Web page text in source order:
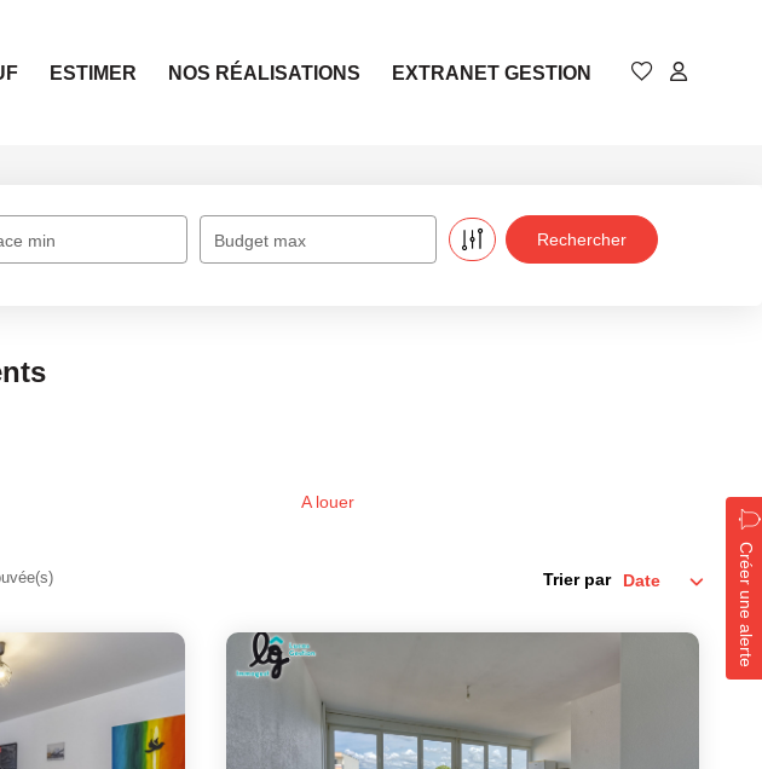
ESTIMER NOS RÉALISATIONS EXTRANET GESTION
min Budget max
A louer
Créer une alerte
Trier par